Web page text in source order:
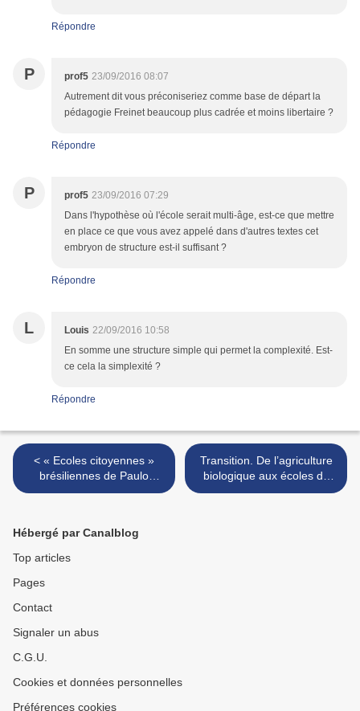
Répondre
P prof5 23/09/2016 08:07
Autrement dit vous préconiseriez comme base de départ la
pédagogie Freinet beaucoup plus cadrée et moins libertaire ?
Répondre
P prof5 23/09/2016 07:29
Dans l'hypothèse où l'école serait multi-âge, est-ce que mettre
en place ce que vous avez appelé dans d'autres textes cet
embryon de structure est-il suffisant ?
Répondre
L Louis 22/09/2016 10:58
En somme une structure simple qui permet la complexité. Est-
ce cela la simplexité ?
Répondre
< « Ecoles citoyennes »
brésiliennes de Paulo
Freire… Et nous ?
Transition. De l’agriculture
biologique aux écoles de
3ème type… et plus loin
Hébergé par Canalblog
Top articles
Pages
Contact
Signaler un abus
C.G.U.
Cookies et données personnelles
Préférences cookies